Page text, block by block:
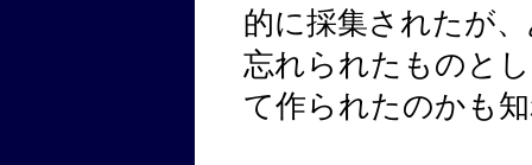
的に採集されたが
忘れられたものと
て作られたのかも